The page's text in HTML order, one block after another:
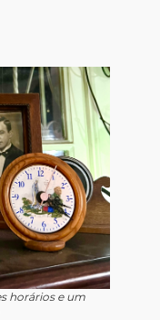
horários e um